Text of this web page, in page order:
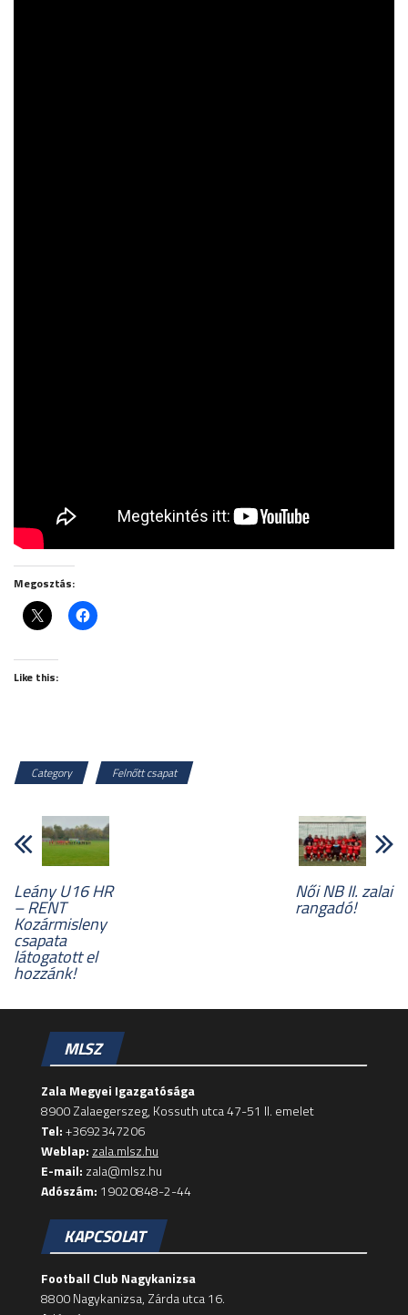
Megosztás:
Like this:
Category Felnőtt csapat
Leány U16 HR
– RENT
Kozármisleny
csapata
látogatott el
hozzánk!
Női NB II. zalai
rangadó!
MLSZ
Zala Megyei Igazgatósága
8900 Zalaegerszeg, Kossuth utca 47-51 II. emelet
Tel:+3692347206
Weblap: zala.mlsz.hu
E-mail: zala@mlsz.hu
Adószám: 19020848-2-44
KAPCSOLAT
Football Club Nagykanizsa
8800 Nagykanizsa, Zárda utca 16.